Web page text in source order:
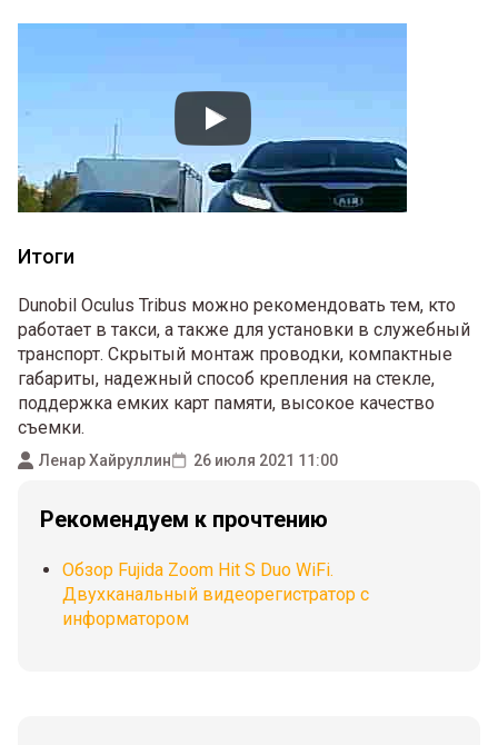
Итоги
Dunobil Oculus Tribus можно рекомендовать тем, кто
работает в такси, а также для установки в служебный
транспорт. Скрытый монтаж проводки, компактные
габариты, надежный способ крепления на стекле,
поддержка емких карт памяти, высокое качество
съемки.
Ленар Хайруллин 26 июля 2021 11:00
Рекомендуем к прочтению
Обзор Fujida Zoom Hit S Duo WiFi.
Двухканальный видеорегистратор с
информатором